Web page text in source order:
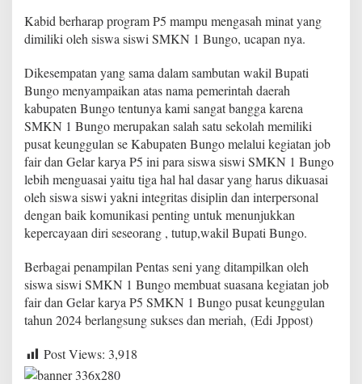
Kabid berharap program P5 mampu mengasah minat yang
dimiliki oleh siswa siswi SMKN 1 Bungo, ucapan nya.
Dikesempatan yang sama dalam sambutan wakil Bupati
Bungo menyampaikan atas nama pemerintah daerah
kabupaten Bungo tentunya kami sangat bangga karena
SMKN 1 Bungo merupakan salah satu sekolah memiliki
pusat keunggulan se Kabupaten Bungo melalui kegiatan job
fair dan Gelar karya P5 ini para siswa siswi SMKN 1 Bungo
lebih menguasai yaitu tiga hal hal dasar yang harus dikuasai
oleh siswa siswi yakni integritas disiplin dan interpersonal
dengan baik komunikasi penting untuk menunjukkan
kepercayaan diri seseorang , tutup,wakil Bupati Bungo.
Berbagai penampilan Pentas seni yang ditampilkan oleh
siswa siswi SMKN 1 Bungo membuat suasana kegiatan job
fair dan Gelar karya P5 SMKN 1 Bungo pusat keunggulan
tahun 2024 berlangsung sukses dan meriah, (Edi Jppost)
Post Views: 3,918